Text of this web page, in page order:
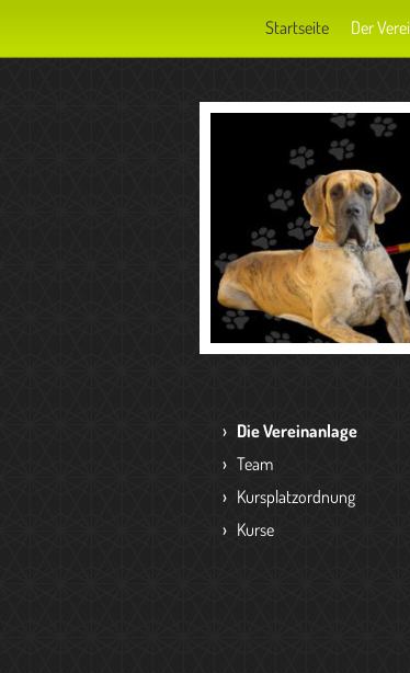
Startseite Der
Die Vereinanlage
Team
Kursplatzordnung
Kurse